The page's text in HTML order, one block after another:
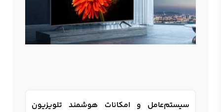
سیستم‌عامل و امکانات هوشمند تلویزیون